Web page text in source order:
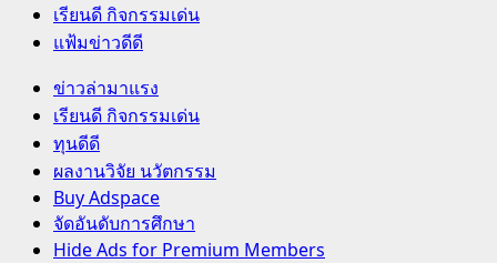
เรียนดี กิจกรรมเด่น
แฟ้มข่าวดีดี
Primary
Menu
ข่าวล่ามาแรง
เรียนดี กิจกรรมเด่น
ทุนดีดี
ผลงานวิจัย นวัตกรรม
Buy Adspace
จัดอันดับการศึกษา
Hide Ads for Premium Members